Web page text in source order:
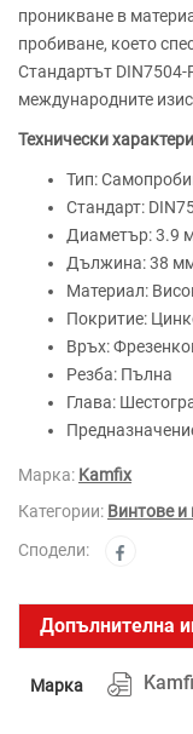
проникване в
пробиване, което
Стандартът DIN7504-
международните
Технически
Тип:
Стандарт:
Диаметър: 3.9
Дължина: 38
Материал:
Покритие:
Връх:
Резба: Пълна
Глава:
Марка: Kamfix
Категории: Винтове и
Сподели:
Допълнителна
Марка